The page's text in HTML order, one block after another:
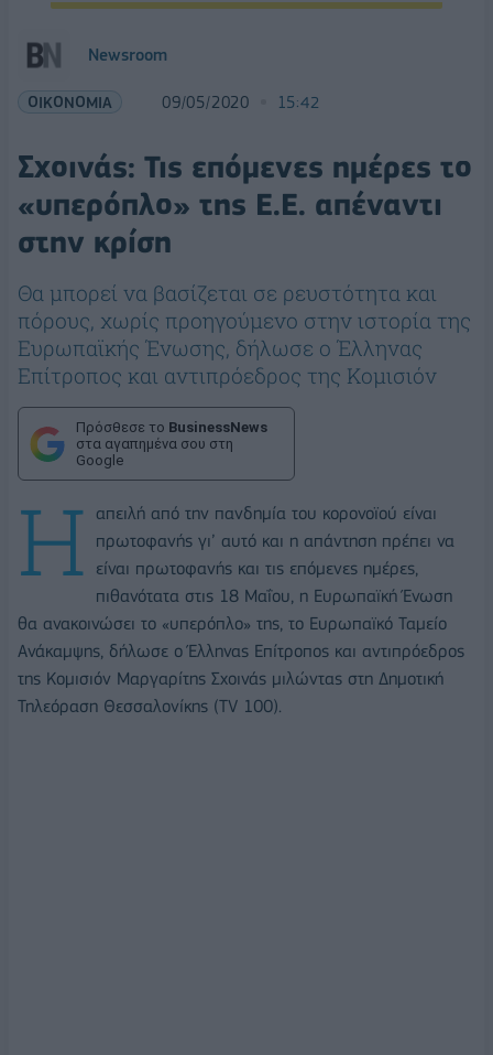
Newsroom
ΟΙΚΟΝΟΜΙΑ 09/05/2020 15:42
Σχοινάς: Τις επόμενες ημέρες το
«υπερόπλο» της Ε.Ε. απέναντι
στην κρίση
Θα μπορεί να βασίζεται σε ρευστότητα και
πόρους, χωρίς προηγούμενο στην ιστορία της
Ευρωπαϊκής Ένωσης, δήλωσε ο Έλληνας
Επίτροπος και αντιπρόεδρος της Κομισιόν
Πρόσθεσε το BusinessNews
στα αγαπημένα σου στη
Google
Η
απειλή από την πανδημία του κορονοϊού είναι
πρωτοφανής γι’ αυτό και η απάντηση πρέπει να
είναι πρωτοφανής και τις επόμενες ημέρες,
πιθανότατα στις 18 Μαΐου, η Ευρωπαϊκή Ένωση
θα ανακοινώσει το «υπερόπλο» της, το Ευρωπαϊκό Ταμείο
Ανάκαμψης, δήλωσε ο Έλληνας Επίτροπος και αντιπρόεδρος
της Κομισιόν Μαργαρίτης Σχοινάς μιλώντας στη Δημοτική
Τηλεόραση Θεσσαλονίκης (TV 100).